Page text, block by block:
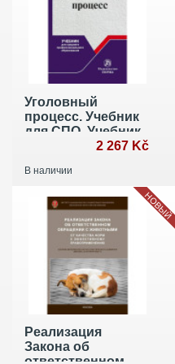
Уголовный
процесс. Учебник
для СПО. Учебник
2 267 Kč
В наличии
Реализация
Закона об
НОВЫЙ